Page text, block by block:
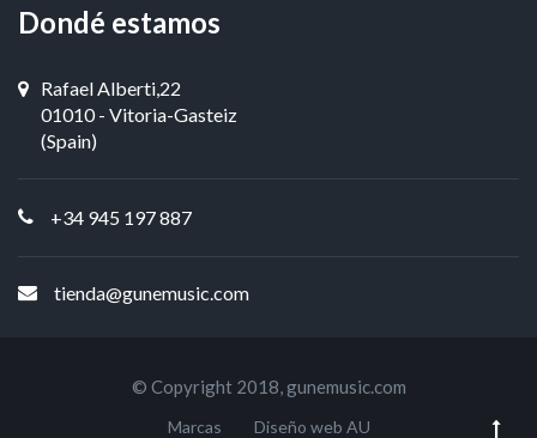
Dondé estamos
Rafael Alberti,22
01010 - Vitoria-Gasteiz
(Spain)
+34 945 197 887
tienda@gunemusic.com
© Copyright 2018,gunemusic.com
Marcas Diseño web AU